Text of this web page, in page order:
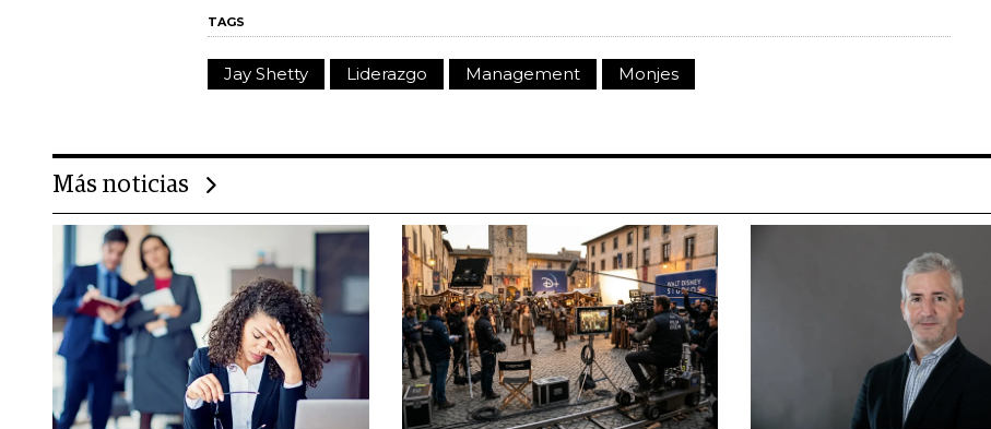
TAGS
Jay Shetty Liderazgo Management Monjes
Más noticias